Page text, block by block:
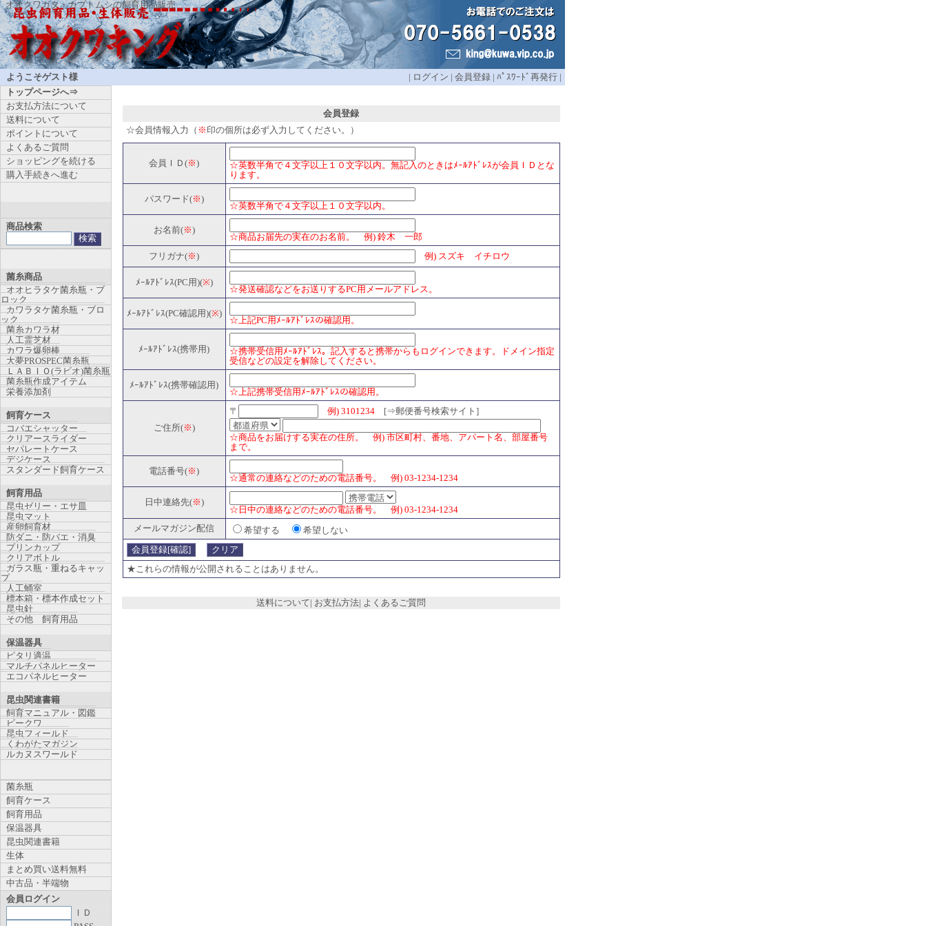
オオクワガタ・カブトムシの飼育用品販売
ようこそゲスト様 | ログイン | 会員登録 | ﾊﾟｽﾜｰﾄﾞ再発行 |
会員登録
☆会員情報入力（ ※ 印の個所は必ず入力してください。）
会員ＩＤ(※)
☆英数半角で４文字以上１０文字以内。無記入のときはﾒｰﾙｱﾄﾞﾚｽが会員ＩＤとな
ります。
パスワード(※)
☆英数半角で４文字以上１０文字以内。
お名前(※)
☆商品お届先の実在のお名前。 例) 鈴木 一郎
フリガナ(※) 例) スズキ イチロウ
ﾒｰﾙｱﾄﾞﾚｽ(PC用)(※)
☆発送確認などをお送りするPC用メールアドレス。
ﾒｰﾙｱﾄﾞﾚｽ(PC確認用)(※)
☆上記PC用ﾒｰﾙｱﾄﾞﾚｽの確認用。
ﾒｰﾙｱﾄﾞﾚｽ(携帯用)
☆携帯受信用ﾒｰﾙｱﾄﾞﾚｽ。記入すると携帯からもログインできます。ドメイン指定
受信などの設定を解除してください。
ﾒｰﾙｱﾄﾞﾚｽ(携帯確認用)
☆上記携帯受信用ﾒｰﾙｱﾄﾞﾚｽの確認用。
ご住所(※)
〒 例) 3101234[⇒郵便番号検索サイト ]
☆商品をお届けする実在の住所。 例) 市区町村、番地、アパート名、部屋番号
まで。
電話番号(※)
☆通常の連絡などのための電話番号。 例) 03-1234-1234
日中連絡先(※)
☆日中の連絡などのための電話番号。 例) 03-1234-1234
メールマガジン配信
希望する 希望しない
★これらの情報が公開されることはありません。
送料について| お支払方法| よくあるご質問
トップページへ⇒
お支払方法について
送料について
ポイントについて
よくあるご質問
ショッピングを続ける
購入手続きへ進む
商品検索
菌糸商品
オオヒラタケ菌糸瓶・ブ
ロック
カワラタケ菌糸瓶・ブロ
ック
菌糸カワラ材
人工霊芝材
カワラ爆卵棒
大夢PROSPEC菌糸瓶
ＬＡＢＩＯ(ラビオ)菌糸瓶
菌糸瓶作成アイテム
栄養添加剤
飼育ケース
コバエシャッター
クリアースライダー
セパレートケース
デジケース
スタンダード飼育ケース
飼育用品
昆虫ゼリー・エサ皿
昆虫マット
産卵飼育材
防ダニ・防バエ・消臭
プリンカップ
クリアボトル
ガラス瓶・重ねるキャッ
プ
人工蛹室
標本箱・標本作成セット
昆虫針
その他 飼育用品
保温器具
ピタリ適温
マルチパネルヒーター
エコパネルヒーター
昆虫関連書籍
飼育マニュアル・図鑑
ビークワ
昆虫フィールド
くわがたマガジン
ルカヌスワールド
菌糸瓶
飼育ケース
飼育用品
保温器具
昆虫関連書籍
生体
まとめ買い送料無料
中古品・半端物
会員ログイン
ＩＤ